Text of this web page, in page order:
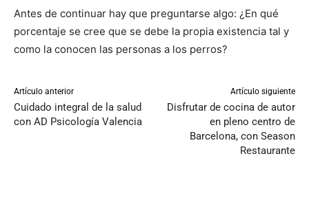
Antes de continuar hay que preguntarse algo: ¿En qué
porcentaje se cree que se debe la propia existencia tal y
como la conocen las personas a los perros?
Artículo anterior
Cuidado integral de la salud
con AD Psicología Valencia
Artículo siguiente
Disfrutar de cocina de autor
en pleno centro de
Barcelona, con Season
Restaurante